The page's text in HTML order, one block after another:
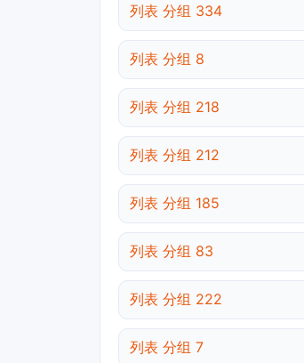
列表 分组 334
列表 分组 8
列表 分组 218
列表 分组 212
列表 分组 185
列表 分组 83
列表 分组 222
列表 分组 7